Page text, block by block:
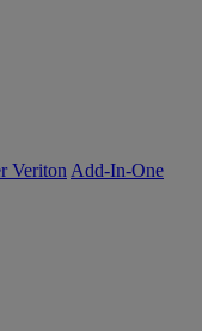
Veriton Add-In-One